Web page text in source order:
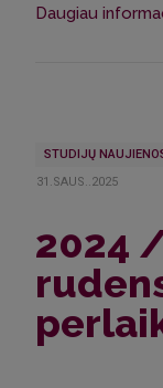
Daugiau
STUDIJŲ
31.SAUS..2025
2024